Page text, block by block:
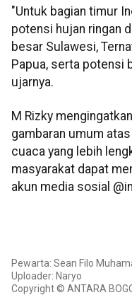
"Untuk bagian timur
potensi hujan ringan
besar Sulawesi,
Papua, serta potensi
ujarnya.
M Rizky
gambaran umum
cuaca yang lebih
masyarakat dapat
akun media sosial
Pewarta: Sean Filo
Uploader: Naryo
Copyright © ANTARA